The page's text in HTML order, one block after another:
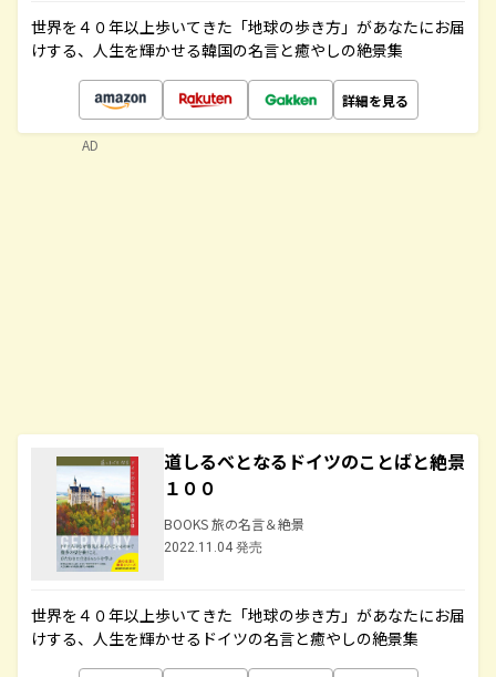
世界を４０年以上歩いてきた「地球の歩き方」があなたにお届
けする、人生を輝かせる韓国の名言と癒やしの絶景集
詳細を見る
道しるべとなるドイツのことばと絶景
１００
BOOKS 旅の名言＆絶景
2022.11.04 発売
世界を４０年以上歩いてきた「地球の歩き方」があなたにお届
けする、人生を輝かせるドイツの名言と癒やしの絶景集
AD